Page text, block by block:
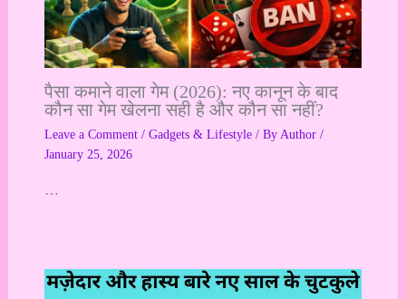
पैसा कमाने वाला गेम (2026): नए कानून के बाद
कौन सा गेम खेलना सही है और कौन सा नहीं?
Leave a Comment / Gadgets & Lifestyle/ By Author /
January 25, 2026
…